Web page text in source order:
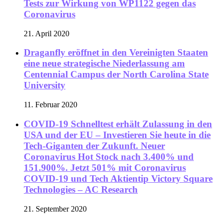
Tests zur Wirkung von WP1122 gegen das
Coronavirus
21. April 2020
Draganfly eröffnet in den Vereinigten Staaten
eine neue strategische Niederlassung am
Centennial Campus der North Carolina State
University
11. Februar 2020
COVID-19 Schnelltest erhält Zulassung in den
USA und der EU – Investieren Sie heute in die
Tech-Giganten der Zukunft. Neuer
Coronavirus Hot Stock nach 3.400% und
151.900%. Jetzt 501% mit Coronavirus
COVID-19 und Tech Aktientip Victory Square
Technologies – AC Research
21. September 2020